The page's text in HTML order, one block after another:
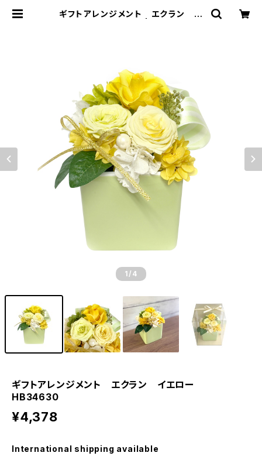
ギフトアレンジメント エクラン イ
1 /4
ギフトアレンジメント エクラン イエロー
HB34630
¥4,378
International shipping available